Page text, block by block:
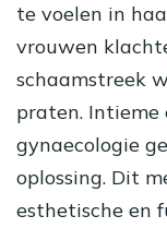
te voelen in
vrouwen
schaamstreek
praten. Intieme
gynaecologie
oplossing. Dit
esthetische en